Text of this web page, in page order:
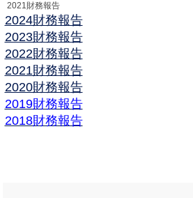
2021財務報告
2024財務報告
2023財務報告
2022財務報告
2021財務報告
2020財務報告
2019財務報告
2018財務報告